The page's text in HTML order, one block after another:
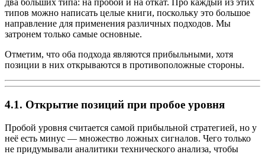
два больших типа: на пробой и на откат. Про каждый из этих
типов можно написать целые книги, поскольку это большое
направление для применения различных подходов. Мы
затронем только самые основные.
Отметим, что оба подхода являются прибыльными, хотя
позиции в них открываются в противоположные стороны.
4.1. Открытие позиций при пробое уровня
Пробой уровня считается самой прибыльной стратегией, но у
неё есть минус — множество ложных сигналов. Чего только
не придумывали аналитики технического анализа, чтобы